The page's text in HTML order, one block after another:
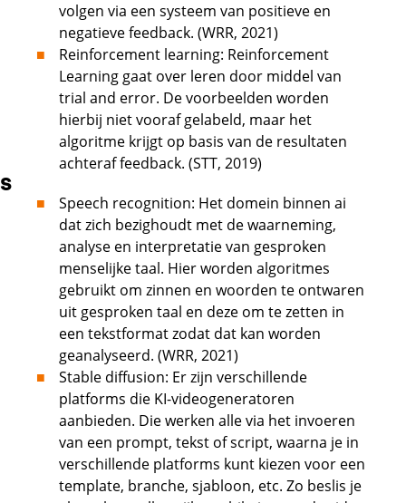
volgen via een systeem van positieve en
negatieve feedback. (WRR, 2021)
Reinforcement learning: Reinforcement
Learning gaat over leren door middel van
trial and error. De voorbeelden worden
hierbĳ niet vooraf gelabeld, maar het
algoritme krĳgt op basis van de resultaten
achteraf feedback. (STT, 2019)
S
Speech recognition: Het domein binnen ai
dat zich bezighoudt met de waarneming,
analyse en interpretatie van gesproken
menselijke taal. Hier worden algoritmes
gebruikt om zinnen en woorden te ontwaren
uit gesproken taal en deze om te zetten in
een tekstformat zodat dat kan worden
geanalyseerd. (WRR, 2021)
Stable diffusion: Er zijn verschillende
platforms die KI-videogeneratoren
aanbieden. Die werken alle via het invoeren
van een prompt, tekst of script, waarna je in
verschillende platforms kunt kiezen voor een
template, branche, sjabloon, etc. Zo beslis je